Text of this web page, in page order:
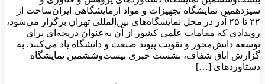
سیزدهمین نمایشگاه تجهیزات و مواد آزمایشگاهی ایران‌ساخت از
۲۲ تا ۲۵ آذر در محل نمایشگاه‌های بین‌المللی تهران برگزار می‌شود،
رویدادی که مقامات علمی کشور از آن به‌عنوان دریچه‌ای برای
توسعه دانش‌محور و تقویت پیوند صنعت و دانشگاه یاد می‌کنند. به
گزارش اتاق شفاف، نشست خبری بیست‌وششمین نمایشگاه
دستاورد‌های […]